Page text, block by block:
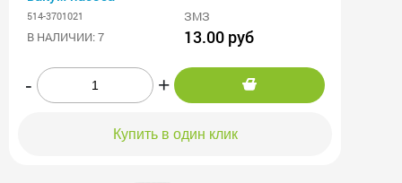
514-3701021
ЗМЗ
В НАЛИЧИИ: 7
13.00 руб
- +
Купить в один клик